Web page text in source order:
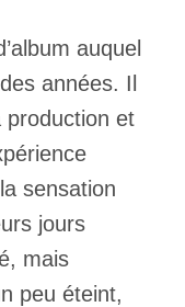
auquel
années. Il
production et
sensation
jours
mais
peu éteint,